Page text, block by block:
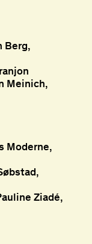
Berg
Meinich
Moderne
Ziadé